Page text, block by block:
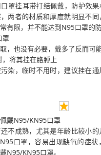
罩挂耳带打结佩戴，防护效果
两者的材质和厚度就明显不
有限，并不能达到N95口罩的防
罩
，也没有必要，戴多了反而可
将其挂在胳膊上
染，临时不用时，建议挂在
戴N95/KN95口罩
不成熟，尤其是年龄比较小
口罩，容易出现缺氧的症
N95/KN95口罩。